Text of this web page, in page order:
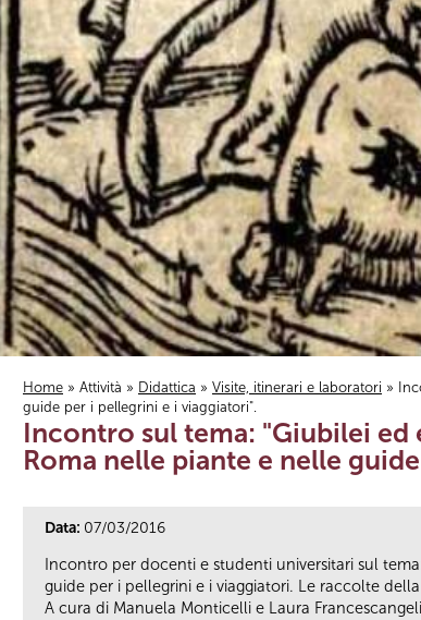
Tu sei qui
Home » Attività » Didattica » Visite, itinerari e laboratori »
guide per i pellegrini e i viaggiatori".
Incontro sul tema: "Giubilei
Roma nelle piante e nelle
Data: 07/03/2016
Incontro per docenti e studenti universitari sul
guide per i pellegrini e i viaggiatori. Le raccolte
A cura di Manuela Monticelli e Laura